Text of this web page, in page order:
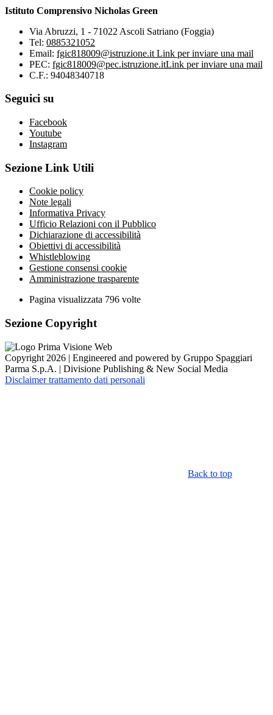
Istituto Comprensivo Nicholas Green
Via Abruzzi, 1 - 71022 Ascoli Satriano (Foggia)
Tel: 0885321052
Email: fgic818009@istruzione.it Link per inviare una mail
PEC: fgic818009@pec.istruzione.itLink per inviare una mail
C.F.: 94048340718
Seguici su
Facebook
Youtube
Instagram
Sezione Link Utili
Cookie policy
Note legali
Informativa Privacy
Ufficio Relazioni con il Pubblico
Dichiarazione di accessibilità
Obiettivi di accessibilità
Whistleblowing
Gestione consensi cookie
Amministrazione trasparente
Pagina visualizzata 796 volte
Sezione Copyright
Copyright 2026 | Engineered and powered by Gruppo Spaggiari
Parma S.p.A. | Divisione Publishing & New Social Media
Disclaimer trattamento dati personali
Back to top